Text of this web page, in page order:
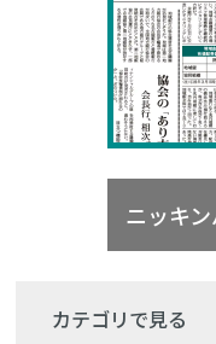
ニッキ
カテゴリで見る